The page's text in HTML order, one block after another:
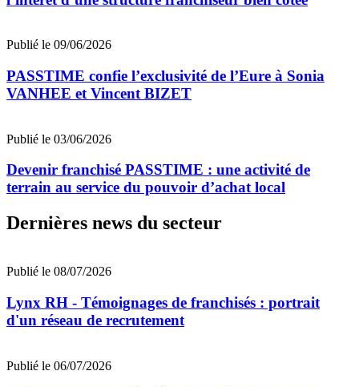
Publié le 09/06/2026
PASSTIME confie l’exclusivité de l’Eure à Sonia
VANHEE et Vincent BIZET
Publié le 03/06/2026
Devenir franchisé PASSTIME : une activité de
terrain au service du pouvoir d’achat local
Dernières news du secteur
Publié le 08/07/2026
Lynx RH - Témoignages de franchisés : portrait
d'un réseau de recrutement
Publié le 06/07/2026